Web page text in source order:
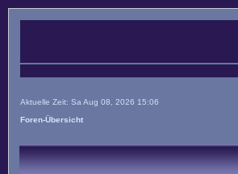
Aktuelle Zeit: Sa Aug 08, 2026 15:06
Foren-Übersicht